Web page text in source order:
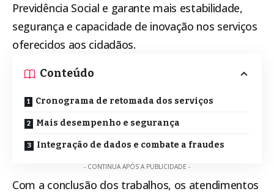
Previdência Social e garante mais estabilidade,
segurança e capacidade de inovação nos serviços
oferecidos aos cidadãos.
Conteúdo
Cronograma de retomada dos serviços
Mais desempenho e segurança
Integração de dados e combate a fraudes
- CONTINUA APÓS A PUBLICIDADE -
Com a conclusão dos trabalhos, os atendimentos